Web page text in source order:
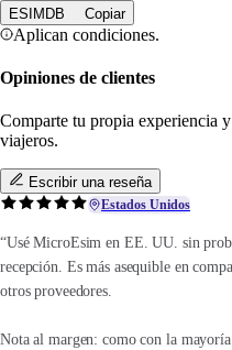
ESIMDB Copiar
Aplican condiciones.
Opiniones de clientes
Comparte tu propia experiencia
viajeros.
Escribir una reseña
Estados Unidos
“Usé MicroEsim en EE. UU. sin
recepción. Es más asequible en
otros proveedores.
Nota al margen: como con la